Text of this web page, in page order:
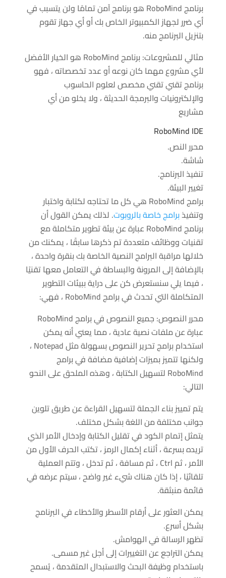
برنامج RoboMind هو برنامج آمن تمامًا ولن يتسبب في
أي ضرر لجهاز الكمبيوتر الخاص بك أو أي جهاز تقوم
بتنزيل البرنامج منه.
مثالي للمشروعات: برنامج RoboMind هو الخيار الأفضل
لأي مشروع مهما كان نوعه أو عدد تخصصاته ، فهو
برنامج تقني تقني مخصص لعلوم الحاسوب
والإلكترونيات والبرمجة الحديثة ، ولا يخلو من أي
مشاريع
RoboMind IDE
محرر النص.
شاشة.
تنفيذ البرنامج.
تغيير البيئة.
برامج RoboMind هي كل ما تحتاجه لكتابة واختبار
وتنفيذبرامج خاصة بالروبوت. لذلك يمكن القول أن
برنامج RoboMind عبارة عن بيئة تطوير متكاملة مع
تقنيات ووظائف متعددة تم ذكرها سابقًا ، يمكنك من
خلالها مراقبة البرامج النصية الخاصة بك بنقرة واحدة ،
بالإضافة إلى المرونة والبساطة في التعامل معها تقنيًا
، فيما يلي سنستعرض كن على دراية ببيئات التطوير
المتكاملة التي تحدث في برامج RoboMind ، فهي:
محرر النصوص: جميع النصوص في برامج RoboMind
عبارة عن ملفات نصية عادية ، مما يعني أنه يمكن
استخدام برامج تحرير النصوص بسهولة مثل Notepad ،
ولكنها تتميز بميزات إضافية مضافة في برامج
RoboMind لتسهيل الكتابة ، وهذه الملحق على النحو
التالي:
يتم تمييز بناء الجملة لتسهيل القراءة عن طريق تلوين
جوانب مختلفة من اللغة بشكل مختلف.
يتمثل إتمام الكود في تقليل الكتابة وإدخال الأمر الذي
تريده بسرعة ، أثناء إكمال الرمز ، تكتب الحرف الأول من
الأمر ، ثم Ctrl ، ثم مسافة ، ثم تدخل ، وتتم العملية
تلقائيًا ، إذا كان هناك شيء غير واضح ، سيتم عرضه في
قائمة منبثقة.
يمكن العثور على أرقام الأسطر والأخطاء في البرنامج
بشكل أسرع.
تظهر الرسالة في الهوامش.
يمكن التراجع عن التغييرات إلى أجل غير مسمى.
باستخدام وظيفة البحث والاستبدال المتقدمة ، يُسمح